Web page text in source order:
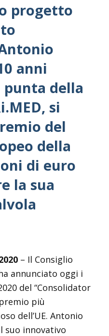
progetto
anni
della
si
del
della
di euro
la sua
– Il Consiglio
annunciato oggi i
del “Consolidator
più
dell’UE. Antonio
suo innovativo